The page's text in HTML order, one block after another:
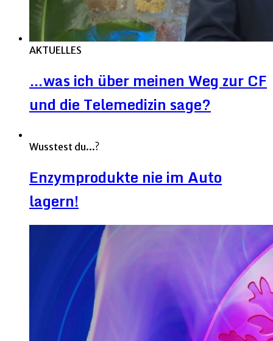
AKTUELLES
…was ich über meinen Weg zur CF
und die Telemedizin sage?
Wusstest du...?
Enzymprodukte nie im Auto
lagern!